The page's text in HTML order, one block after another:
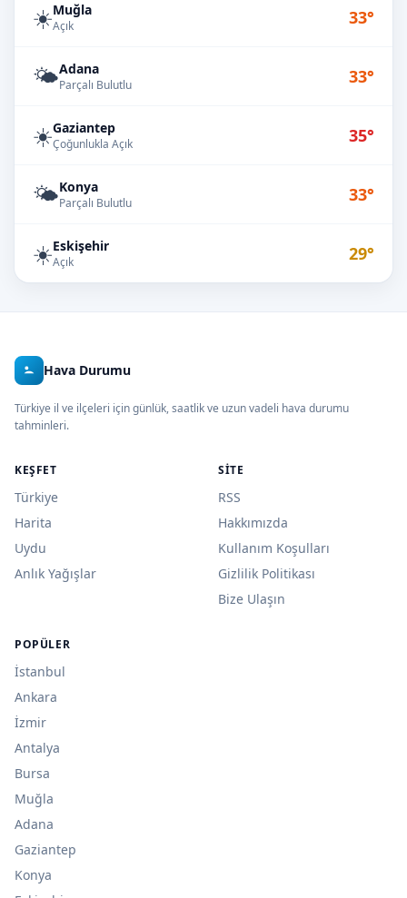
☀️Muğla
Açık 33°
🌤️Adana
Parçalı Bulutlu 33°
☀️Gaziantep
Çoğunlukla Açık 35°
🌤️Konya
Parçalı Bulutlu 33°
☀️Eskişehir
Açık 29°
Hava Durumu
Türkiye il ve ilçeleri için günlük, saatlik ve uzun vadeli hava durumu
tahminleri.
KEŞFET
Türkiye
Harita
Uydu
Anlık Yağışlar
SITE
RSS
Hakkımızda
Kullanım Koşulları
Gizlilik Politikası
Bize Ulaşın
POPÜLER
İstanbul
Ankara
İzmir
Antalya
Bursa
Muğla
Adana
Gaziantep
Konya